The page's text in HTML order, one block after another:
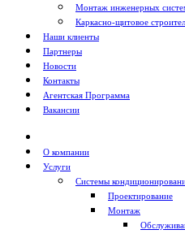
Монтаж инженерных
Каркасно-щитовое
Наши клиенты
Партнеры
Новости
Контакты
Агентская Программа
Вакансии
О компании
Услуги
Системы
Проектирование
Монтаж